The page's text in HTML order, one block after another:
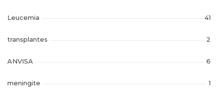
Leucemia 41
transplantes 2
ANVISA 6
meningite 1